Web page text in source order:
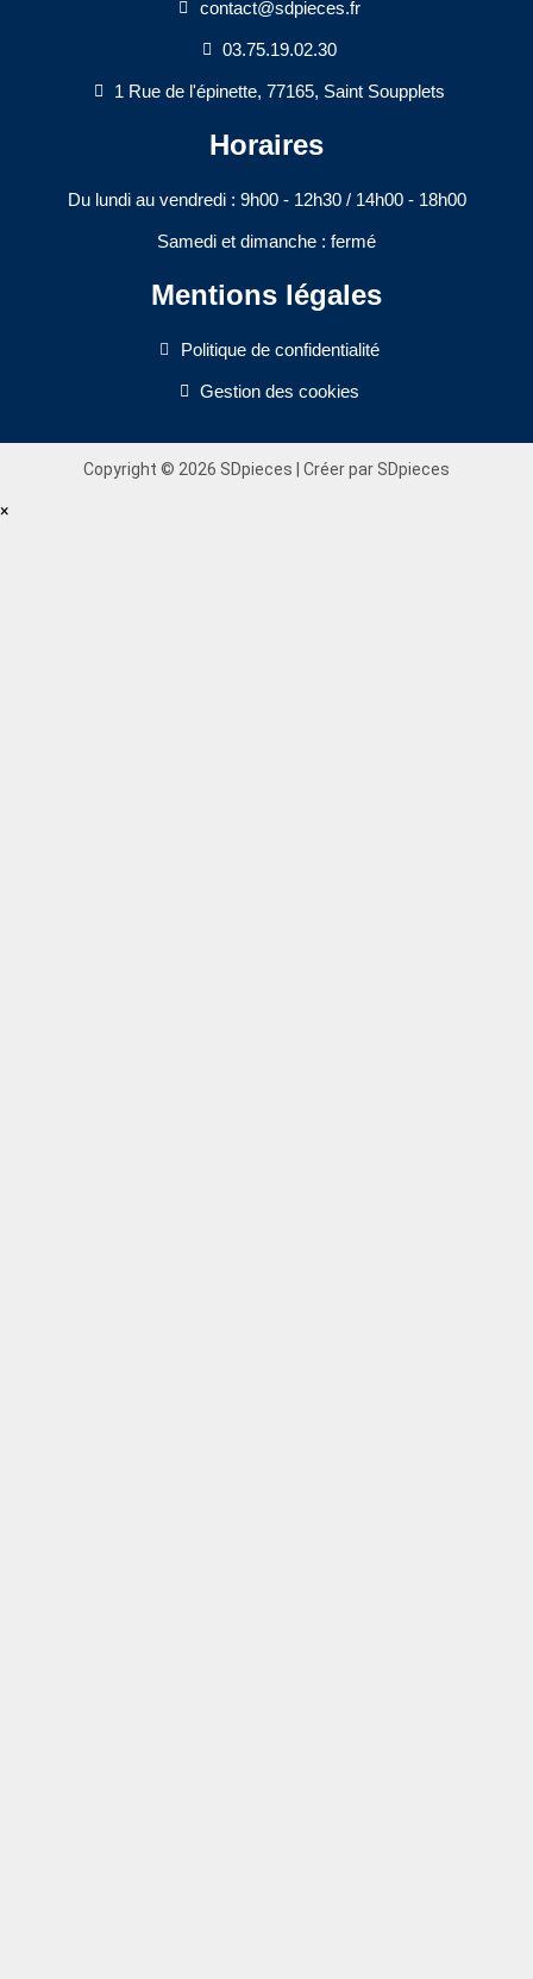
contact@sdpieces.fr
03.75.19.02.30
1 Rue de l'épinette, 77165, Saint Soupplets
Horaires
Du lundi au vendredi : 9h00 - 12h30 / 14h00 - 18h00​
Samedi et dimanche : fermé
Mentions légales
Politique de confidentialité
Gestion des cookies
Copyright © 2026 SDpieces | Créer par SDpieces
×